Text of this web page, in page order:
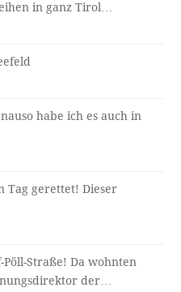
in ganz Tirol…
habe ich es auch in
Tag gerettet! Dieser
Pöll-Straße! Da wohnten
der…